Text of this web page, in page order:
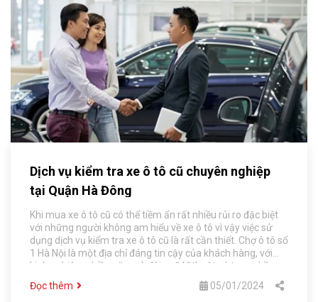
Dịch vụ kiểm tra xe ô tô cũ chuyên nghiệp
tại Quận Hà Đông
Khi mua xe ô tô cũ có thể tiềm ẩn rất nhiều rủi ro đặc biệt
với những người không am hiểu về xe ô tô vì vậy việc sử
dụng dịch vụ kiểm tra xe ô tô cũ là rất cần thiết. Chợ ô tô số
1 Hà Nội là một địa chỉ đáng tin cậy của khách hàng, với
kinh nghiệm nhiều năm và đội ngũ kĩ thuật có tay nghề cao
chắc chẵn sẽ có cái nhìn chính xác nhất giúp bạn tìm chiếc
xe ưng ý
Đọc thêm 05/01/2024